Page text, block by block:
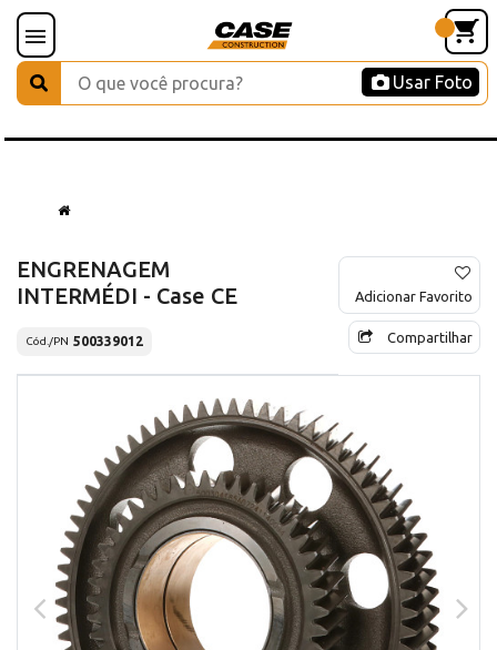
Usar Foto
ENGRENAGEM
INTERMÉDI - Case CE
Cód./PN 500339012
Adicionar Favorito
Compartilhar